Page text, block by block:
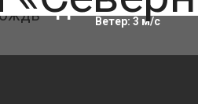
11°C Влажность:90
Ветер: 3 м/с